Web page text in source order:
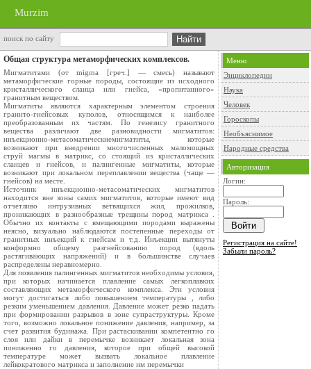
Murzim
поиск по сайту
Общая структура метаморфических комплексов.
Мигматитами (от migma [греч.] — смесь) называют
метаморфические горные породы, состоящие из исходного
кристаллическо­го сланца или гнейса, «пропитанного»
гранитным веществом.
Мигматиты являются характерным элементом строения
гранито­-гнейсовых куполов, относящимся к наиболее
преобразованным их ча­стям. По генезису гранитного
вещества различают две разновидности миг­матитов:
инъекционно-метасоматическиемигматиты, которые
возникают при внедрении многочисленных маломощных
струй магмы в матрикс, со­ стоящий из кристаллических
сланцев и гнейсов, и палингенные мигмати­ты, которые
возникают при локальном переплавлении вещества (чаще —
гнейсов) на месте.
Источник инъекционно-метасоматических мигматитов
находится вне зоны самих мигматитов, которые имеют вид
отчетливо интрузивных ветвящихся жил, прожилков,
проникающих в разнообразные трещины пород матрикса .
Обычно их контакты с вмещающими породами выражены
неясно, визуально наблюдаются постепенные переходы от
гранитных инъекций к гнейсам и т.д. Инъекции вытянуты
конформно общему разгнейсованию пород (вдоль
растягивающих напряжений) и в большинстве случаев
распределены неравномерно.
Для появления палингенных мигматитов необходимы условия,
при которых начинается плавление самых легкоплавких
составляющих метаморфического комплекса. Эти условия
могут достигаться либо по­вышением температуры , либо
резким уменьшением давле­ния. Давление может резко падать
при формировании разрывов в зоне супраструктуры. Кроме
того, возможно локальное понижение давления, например, за
счет развития будинажа. При растаскивании компетентно­ го
слоя или дайки в перемычке возникает локальная зона
пониженно­ го давления, которое при общей высокой
температуре может вызвать ло­кальное плавление
лейкократового матрикса и заполнение им перемыч­ки
Меню
Энциклопедии
Наука
Человек
Гороскопы
Необъяснимое
Народные средства
Авторизация
Логин:
Пароль:
Регистрация на сайте!
Забыли пароль?